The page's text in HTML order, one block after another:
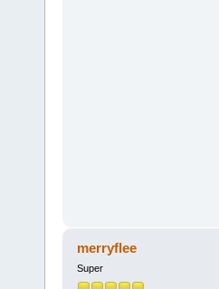
merryflee
Super